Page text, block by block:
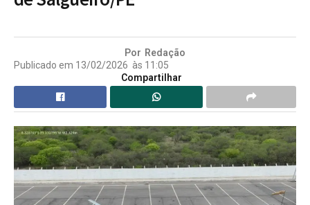
Por Redação
Publicado em 13/02/2026 às 11:05
Compartilhar